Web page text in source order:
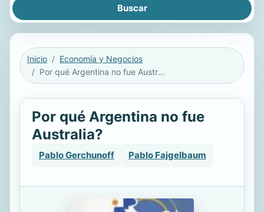
Inicio
Economía y Negocios
Por qué Argentina no fue Australia?
Por qué Argentina no fue
Australia?
Pablo Gerchunoff Pablo Fajgelbaum